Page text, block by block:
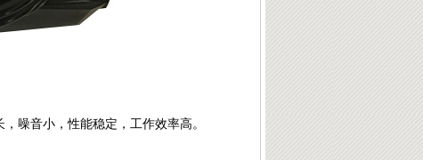
噪音小，性能稳定，工作效率高。